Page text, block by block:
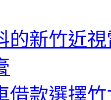
的新竹近
借款選擇